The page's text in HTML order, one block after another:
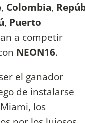
, Colombia,
, Puerto
a competir
NEON16.
el ganador
de instalarse
los